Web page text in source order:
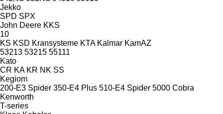
Jekko
SPD SPX
John Deere KKS
10
KS KSD Kransysteme KTA Kalmar KamAZ
53213 53215 55111
Kato
CR KA KR NK SS
Kegiom
200-E3 Spider 350-E4 Plus 510-E4 Spider 5000 Cobra
Kenworth
T-series